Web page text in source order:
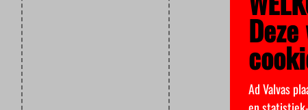
Ad Valvas